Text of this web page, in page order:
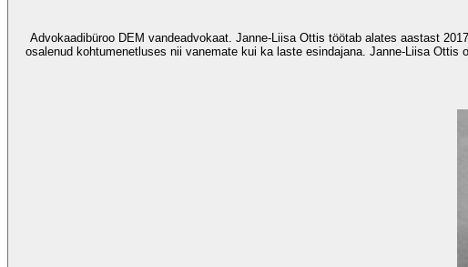
Advokaadibüroo DEM vandeadvokaat. Janne-Liisa Ottis töötab alates aastast
osalenud kohtumenetluses nii vanemate kui ka laste esindajana. Janne-Liisa